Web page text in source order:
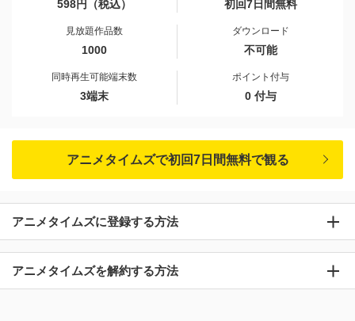
598円（税込） 初回7日間無料
見放題作品数
1000
ダウンロード
不可能
同時再生可能端末数
3端末
ポイント付与
0 付与
アニメタイムズで初回7日間無料で観る
アニメタイムズに登録する方法
アニメタイムズを解約する方法